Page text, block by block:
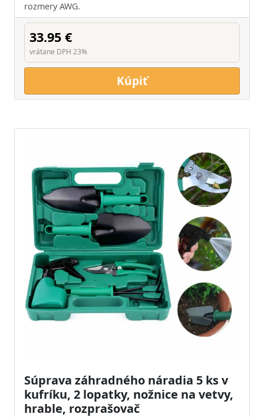
rozmery AWG.
33.95 €
vrátane DPH 23%
Kúpiť
Súprava záhradného náradia 5 ks v
kufríku, 2 lopatky, nožnice na vetvy,
hrable, rozprašovač